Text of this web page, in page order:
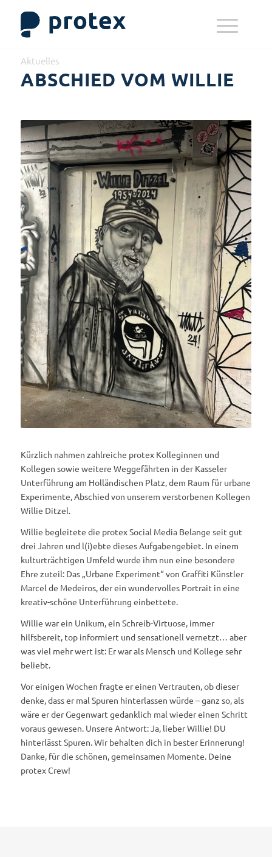
Aktuelles
ABSCHIED VOM WILLIE
Kürzlich nahmen zahlreiche protex Kolleginnen und
Kollegen sowie weitere Weggefährten in der Kasseler
Unterführung am Holländischen Platz, dem Raum für urbane
Experimente, Abschied von unserem verstorbenen Kollegen
Willie Ditzel.
Willie begleitete die protex Social Media Belange seit gut
drei Jahren und l(i)ebte dieses Aufgabengebiet. In einem
kulturträchtigen Umfeld wurde ihm nun eine besondere
Ehre zuteil: Das „Urbane Experiment“ von Graffiti Künstler
Marcel de Medeiros, der ein wundervolles Portrait in eine
kreativ-schöne Unterführung einbettete.
Willie war ein Unikum, ein Schreib-Virtuose, immer
hilfsbereit, top informiert und sensationell vernetzt… aber
was viel mehr wert ist: Er war als Mensch und Kollege sehr
beliebt.
Vor einigen Wochen fragte er einen Vertrauten, ob dieser
denke, dass er mal Spuren hinterlassen würde – ganz so, als
wäre er der Gegenwart gedanklich mal wieder einen Schritt
voraus gewesen. Unsere Antwort: Ja, lieber Willie! DU
hinterlässt Spuren. Wir behalten dich in bester Erinnerung!
Danke, für die schönen, gemeinsamen Momente. Deine
protex Crew!